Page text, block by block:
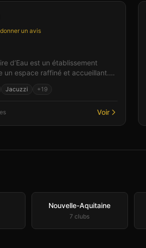
un avis
d’Eau est un établissement
un espace raffiné et accueillant.
Jacuzzi +19
Voir
Nouvelle-Aquitaine
7 clubs